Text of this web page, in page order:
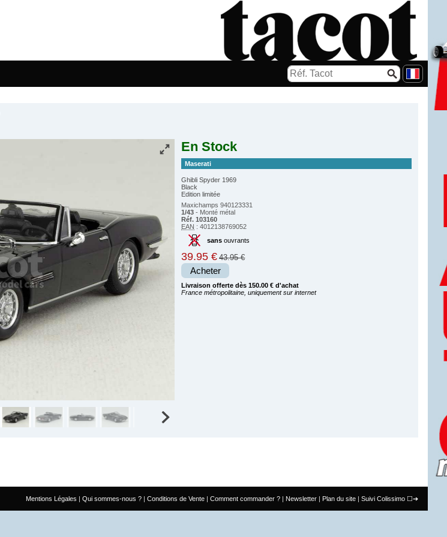
En Stock
Maserati
Ghibli Spyder 1969
Black
Edition limitée
Maxichamps 940123331
1/43 - Monté métal
Réf. 103160
EAN : 4012138769052
sansouvrants
39.95 € 43.95 €
Acheter
Livraison offerte dès 150.00 € d'achat
France métropolitaine, uniquement sur internet
Mentions Légales Qui sommes-nous ? Conditions de Vente Comment commander ? Newsletter Plan du site Suivi Colissimo